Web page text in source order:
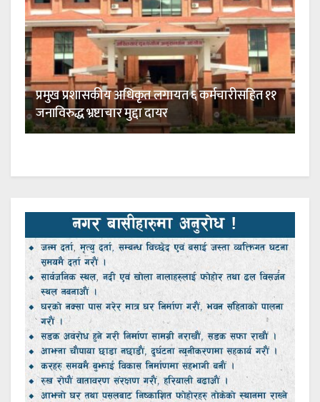
प्रमुख प्रशासकीय अधिकृत लगायत ६ कर्मचारीसहित ११
जनाविरुद्ध भ्रष्टाचार मुद्दा दायर